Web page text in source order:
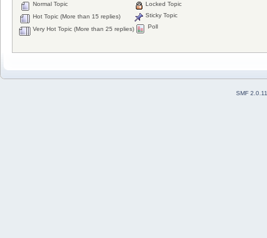
Normal Topic
Hot Topic (More than 15 replies)
Very Hot Topic (More than 25 replies)
Locked Topic
Sticky Topic
Poll
SMF 2.0.11